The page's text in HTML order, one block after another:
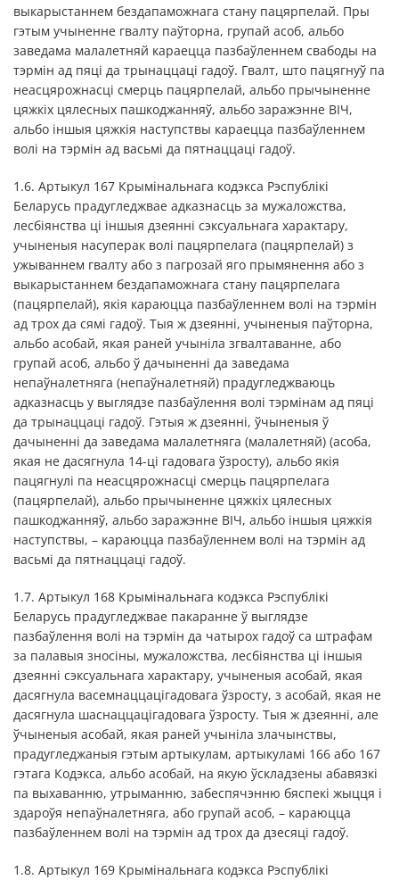
выкарыстаннем бездапаможнага стану пацярпелай. Пры
гэтым учыненне гвалту паўторна, групай асоб, альбо
заведама малалетняй караецца пазбаўленнем свабоды на
тэрмін ад пяці да трынаццаці гадоў. Гвалт, што пацягнуў па
неасцярожнасці смерць пацярпелай, альбо прычыненне
цяжкіх цялесных пашкоджанняў, альбо заражэнне ВІЧ,
альбо іншыя цяжкія наступствы караецца пазбаўленнем
волі на тэрмін ад васьмі да пятнаццаці гадоў.
1.6. Артыкул 167 Крымінальнага кодэкса Рэспублікі
Беларусь прадугледжвае адказнасць за мужаложства,
лесбіянства ці іншыя дзеянні сэксуальнага характару,
учыненыя насуперак волі пацярпелага (пацярпелай) з
ужываннем гвалту або з пагрозай яго прымянення або з
выкарыстаннем бездапаможнага стану пацярпелага
(пацярпелай), якія караюцца пазбаўленнем волі на тэрмін
ад трох да сямі гадоў. Тыя ж дзеянні, учыненыя паўторна,
альбо асобай, якая раней учынiла згвалтаванне, або
групай асоб, альбо ў дачыненні да заведама
непаўналетняга (непаўналетняй) прадугледжваюць
адказнасць у выглядзе пазбаўлення волі тэрмінам ад пяці
да трынаццаці гадоў. Гэтыя ж дзеянні, ўчыненыя ў
дачыненні да заведама малалетняга (малалетняй) (асоба,
якая не дасягнула 14-ці гадовага ўзросту), альбо якія
пацягнулі па неасцярожнасці смерць пацярпелага
(пацярпелай), альбо прычыненне цяжкіх цялесных
пашкоджанняў, альбо заражэнне ВІЧ, альбо іншыя цяжкія
наступствы, – караюцца пазбаўленнем волі на тэрмін ад
васьмі да пятнаццаці гадоў.
1.7. Артыкул 168 Крымінальнага кодэкса Рэспублікі
Беларусь прадугледжвае пакаранне ў выглядзе
пазбаўлення волі на тэрмін да чатырох гадоў са штрафам
за палавыя зносіны, мужаложства, лесбіянства ці іншыя
дзеянні сэксуальнага характару, учыненыя асобай, якая
дасягнула васемнаццацiгадовага ўзросту, з асобай, якая не
дасягнула шаснаццацігадовага ўзросту. Тыя ж дзеянні, але
ўчыненыя асобай, якая раней учынiла злачынствы,
прадугледжаныя гэтым артыкулам, артыкуламі 166 або 167
гэтага Кодэкса, альбо асобай, на якую ўскладзены абавязкi
па выхаванню, утрыманню, забеспячэнню бяспекі жыцця і
здароўя непаўналетняга, або групай асоб, – караюцца
пазбаўленнем волі на тэрмін ад трох да дзесяці гадоў.
1.8. Артыкул 169 Крымінальнага кодэкса Рэспублікі